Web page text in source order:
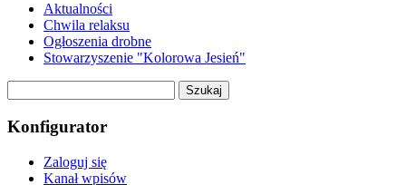
Aktualności
Chwila relaksu
Ogłoszenia drobne
Stowarzyszenie "Kolorowa Jesień"
Konfigurator
Zaloguj się
Kanał wpisów